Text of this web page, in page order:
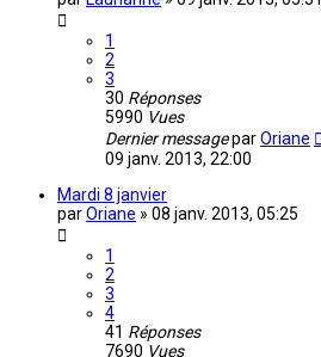
1
2
3
30 Réponses
5990 Vues
Dernier messageparOriane
09 janv. 2013, 22:00
Mardi 8 janvier
parOriane » 08 janv. 2013, 05:25
1
2
3
4
41 Réponses
7690 Vues